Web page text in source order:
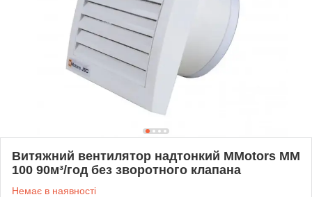
Витяжний вентилятор надтонкий MMotors MM
100 90м³/год без зворотного клапана
Немає в наявності